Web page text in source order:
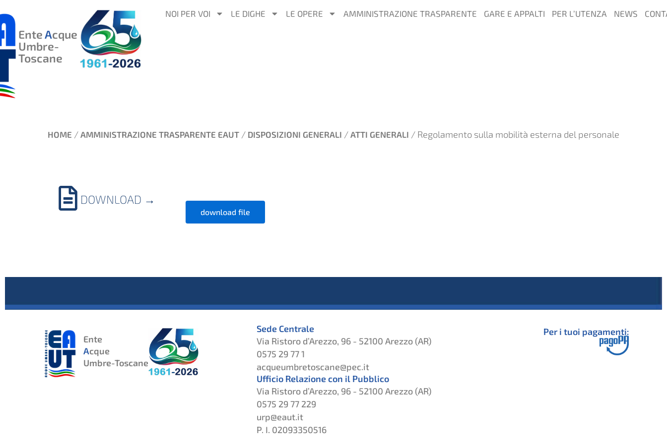
AL
CONTENUTO
EnteAcque
Umbre-
Toscane
NOI PER VOI LE DIGHE LE OPERE AMMINISTRAZIONE TRASPARENTE GARE E APPALTI PER L’UTENZA NEWS
HOME / AMMINISTRAZIONE TRASPARENTE EAUT / DISPOSIZIONI GENERALI / ATTI GENERALI / Regolamento sulla mobilità esterna del personale
DOWNLOAD →
download file
Ente
Acque
Umbre-Toscane
Sede Centrale
Via Ristoro d’Arezzo, 96 - 52100 Arezzo (AR)
0575 29 77 1
acqueumbretoscane@pec.it
Ufficio Relazione con il Pubblico
Via Ristoro d’Arezzo, 96 - 52100 Arezzo (AR)
0575 29 77 229
urp@eaut.it
P. I. 02093350516
Per i tuoi pagamenti: